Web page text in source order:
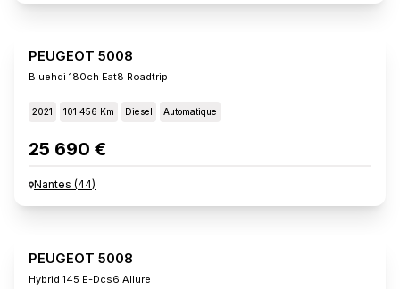
PEUGEOT 5008
Bluehdi 180ch Eat8 Roadtrip
2021 101 456 Km Diesel Automatique
25 690 €
Nantes (44)
PEUGEOT 5008
Hybrid 145 E-Dcs6 Allure